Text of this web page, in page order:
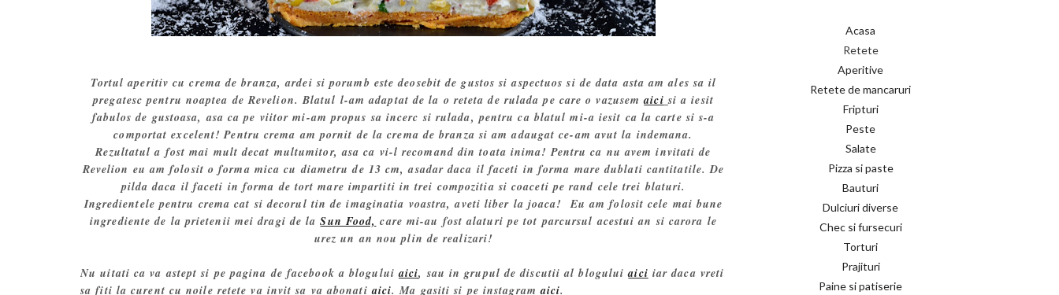
Tortul aperitiv cu crema de branza, ardei si porumb este deosebit de gustos si aspectuos si de data asta am ales sa il
pregatesc pentru noaptea de Revelion. Blatul l-am adaptat de la o reteta de rulada pe care o vazusemaici si a iesit
fabulos de gustoasa, asa ca pe viitor mi-am propus sa incerc si rulada, pentru ca blatul mi-a iesit ca la carte si s-a
comportat excelent! Pentru crema am pornit de la crema de branza si am adaugat ce-am avut la indemana.
Rezultatul a fost mai mult decat multumitor, asa ca vi-l recomand din toata inima! Pentru ca nu avem invitati de
Revelion eu am folosit o forma mica cu diametru de 13 cm, asadar daca il faceti in forma mare dublati cantitatile. De
pilda daca il faceti in forma de tort mare impartiti in trei compozitia si coaceti pe rand cele trei blaturi.
Ingredientele pentru crema cat si decorul tin de imaginatia voastra, aveti liber la joaca! Eu am folosit cele mai bune
ingrediente de la prietenii mei dragi de laSun Food, care mi-au fost alaturi pe tot parcursul acestui an si carora le
urez un an nou plin de realizari!
Nu uitati ca va astept si pe pagina de facebook a bloguluiaici, sau in grupul de discutii al bloguluiaici iar daca vreti
sa fiti la curent cu noile retete va invit sa va abonatiaici. Ma gasiti si pe instagramaici.
Acasa
Retete
Aperitive
Retete de mancaruri
Fripturi
Peste
Salate
Pizza si paste
Bauturi
Dulciuri diverse
Chec si fursecuri
Torturi
Prajituri
Paine si patiserie